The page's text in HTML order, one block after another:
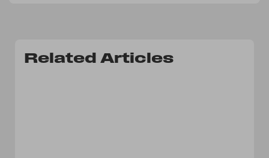
Related Articles